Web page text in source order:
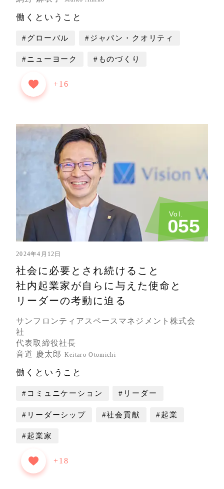
働くということ
#グローバル #ジャパン・クオリティ
#ニューヨーク #ものづくり
+16
Vol.
055
2024年4月12日
社会に必要とされ続けること
社内起業家が自らに与えた使命と
リーダーの考動に迫る
サンフロンティアスペースマネジメント株式会
社
代表取締役社長
音道 慶太郎 Keitaro Otomichi
働くということ
#コミュニケーション #リーダー
#リーダーシップ #社会貢献 #起業
#起業家
+18